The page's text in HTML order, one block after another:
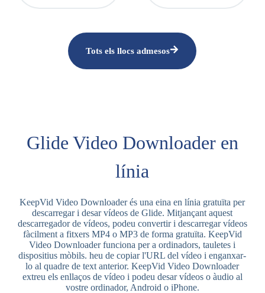
Tots els llocs admesos
Glide Video Downloader en
línia
KeepVid Video Downloader és una eina en línia gratuïta per
descarregar i desar vídeos de Glide. Mitjançant aquest
descarregador de vídeos, podeu convertir i descarregar vídeos
fàcilment a fitxers MP4 o MP3 de forma gratuïta. KeepVid
Video Downloader funciona per a ordinadors, tauletes i
dispositius mòbils. heu de copiar l'URL del vídeo i enganxar-
lo al quadre de text anterior. KeepVid Video Downloader
extreu els enllaços de vídeo i podeu desar vídeos o àudio al
vostre ordinador, Android o iPhone.